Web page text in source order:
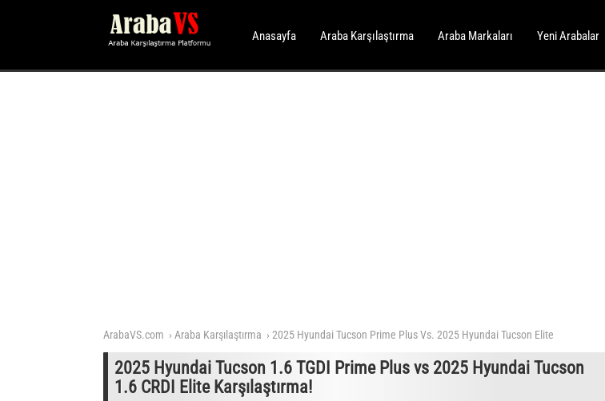
Anasayfa Araba Karşılaştırma Araba Markaları Yeni Arabalar
ArabaVS.com Araba Karşılaştırma 2025 Hyundai Tucson Prime Plus Vs. 2025 Hyundai Tucson Elite
2025 Hyundai Tucson 1.6 TGDI Prime Plus vs 2025 Hyundai Tucson
1.6 CRDI Elite Karşılaştırma!